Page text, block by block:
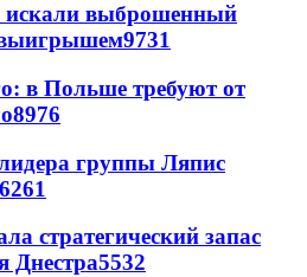
искали выброшенный
выигрышем9731
в Польше требуют от
8976
группы Ляпис
6261
стратегический запас
Днестра5532